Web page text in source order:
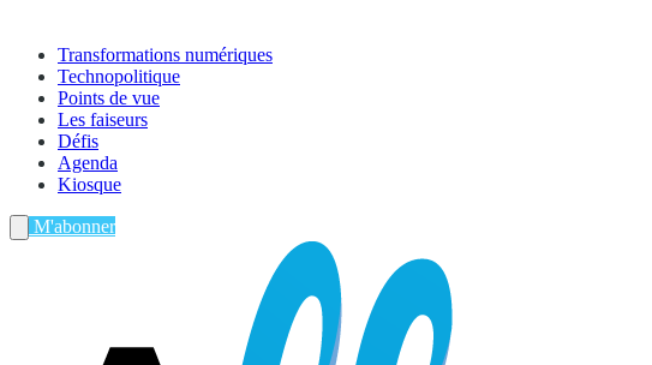
Transformations numériques
Technopolitique
Points de vue
Les faiseurs
Défis
Agenda
Kiosque
M'abonner